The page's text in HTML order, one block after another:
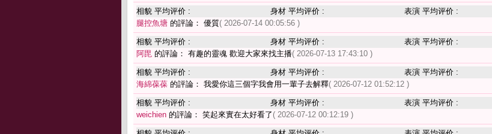
相貌 平均评价 : 身材 平均评价 : 表演 平均评价 :
腿控魚塘 的評論： 優質( 2026-07-14 00:05:56 )
相貌 平均评价 : 身材 平均评价 : 表演 平均评价 :
阿毘 的評論： 有趣的靈魂 歡迎大家來找主播( 2026-07-13 17:43:10 )
相貌 平均评价 : 身材 平均评价 : 表演 平均评价 :
海綿葆葆 的評論： 我愛你這三個字我會用一輩子去解釋( 2026-07-12 01:52:12 )
相貌 平均评价 : 身材 平均评价 : 表演 平均评价 :
weichien 的評論： 笑起來實在太好看了 ( 2026-07-12 00:12:19 )